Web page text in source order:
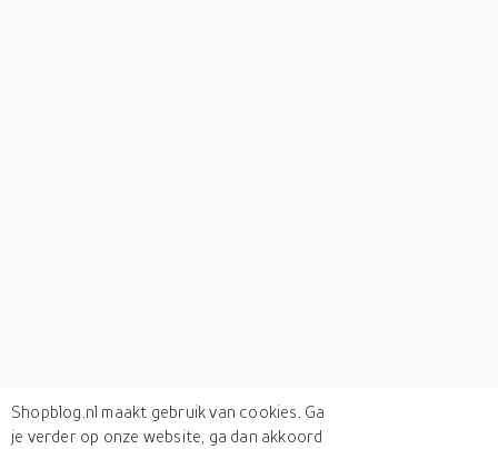
Shopblog.nl maakt gebruik van cookies. Ga
je verder op onze website, ga dan akkoord